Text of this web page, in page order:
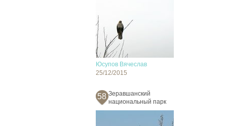
Юсупов Вячеслав
25/12/2015
58 Зеравшанский
национальный парк